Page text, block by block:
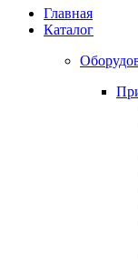
Главная
Каталог